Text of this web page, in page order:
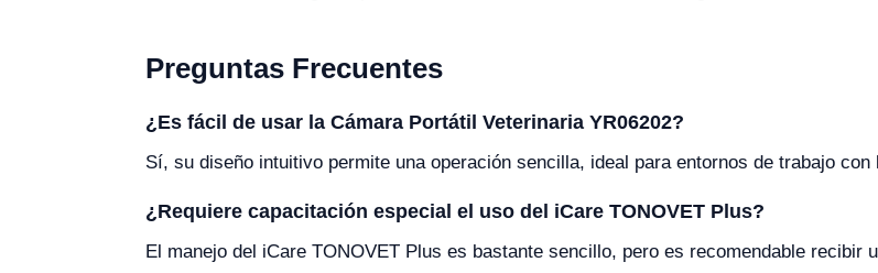
Preguntas Frecuentes
¿Es fácil de usar la Cámara Portátil Veterinaria YR06202?
Sí, su diseño intuitivo permite una operación sencilla, ideal para entornos de trabajo
¿Requiere capacitación especial el uso del iCare TONOVET Plus?
El manejo del iCare TONOVET Plus es bastante sencillo, pero es recomendable recibir